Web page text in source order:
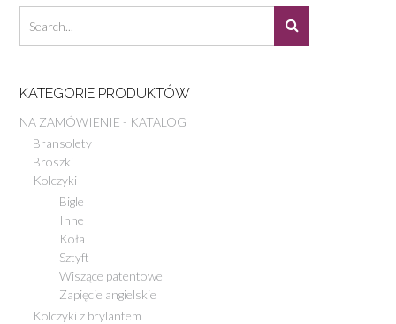
KATEGORIE PRODUKTÓW
NA ZAMÓWIENIE - KATALOG
Bransolety
Broszki
Kolczyki
Bigle
Inne
Koła
Sztyft
Wiszące patentowe
Zapięcie angielskie
Kolczyki z brylantem